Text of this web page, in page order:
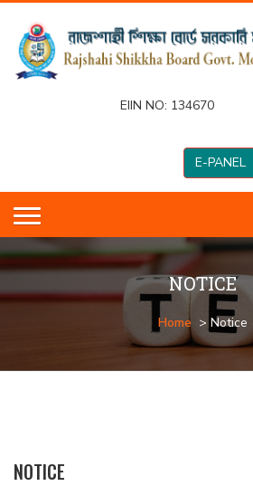
EIIN NO: 134670
E-PANEL
NOTICE
Home > Notice
NOTICE